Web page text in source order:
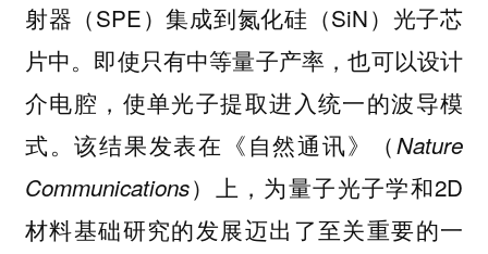
射器（SPE）集成到氮化硅（SiN）光子芯
片中。即使只有中等量子产率，也可以设计
介电腔，使单光子提取进入统一的波导模
式。该结果发表在《自然通讯》（Nature
Communications）上，为量子光子学和2D
材料基础研究的发展迈出了至关重要的一